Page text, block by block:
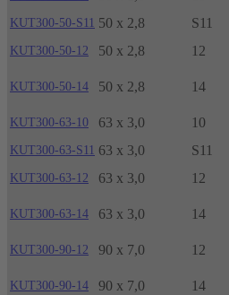
KUT300-50-S11 50 x 2,8 S11
KUT300-50-12 50 x 2,8 12
KUT300-50-14 50 x 2,8 14
KUT300-63-10 63 x 3,0 10
KUT300-63-S11 63 x 3,0 S11
KUT300-63-12 63 x 3,0 12
KUT300-63-14 63 x 3,0 14
KUT300-90-12 90 x 7,0 12
KUT300-90-14 90 x 7,0 14